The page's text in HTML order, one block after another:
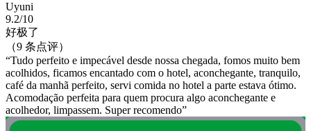
Uyuni
9.2/10
好极了
（9 条点评）
“Tudo perfeito e impecável desde nossa chegada, fomos muito bem
acolhidos, ficamos encantado com o hotel, aconchegante, tranquilo,
café da manhã perfeito, servi comida no hotel a parte estava ótimo.
Acomodação perfeita para quem procura algo aconchegante e
acolhedor, limpassem. Super recomendo”